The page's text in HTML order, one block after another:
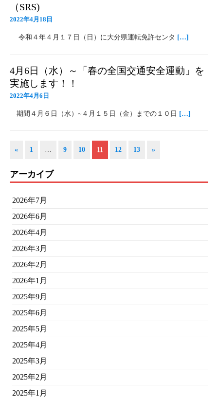
（SRS)
2022年4月18日
令和４年４月１７日（日）に大分県運転免許センタ […]
4月6日（水）～「春の全国交通安全運動」を
実施します！！
2022年4月6日
期間４月６日（水）~４月１５日（金）までの１０日 […]
« 1 … 9 10 11 12 13 »
アーカイブ
2026年7月
2026年6月
2026年4月
2026年3月
2026年2月
2026年1月
2025年9月
2025年6月
2025年5月
2025年4月
2025年3月
2025年2月
2025年1月